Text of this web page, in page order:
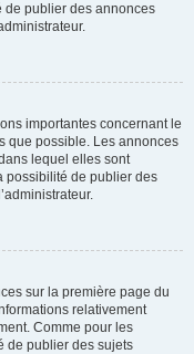
de publier des annonces
importantes concernant le
que possible. Les annonces
lequel elles sont
possibilité de publier des
sur la première page du
relativement
Comme pour les
de publier des sujets